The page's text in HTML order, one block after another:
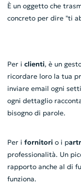
È un oggetto che
concreto per dire "ti
Per i clienti, è un
ricordare loro la tua
inviare email ogni
ogni dettaglio
bisogno di parole.
Per i fornitori o i p
professionalità. Un
rapporto anche al di
funziona.